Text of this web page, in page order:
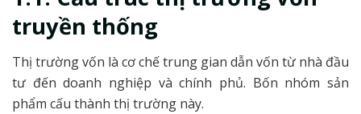
truyền thống
Thị trường vốn là cơ chế trung gian dẫn vốn từ nhà đầu
tư đến doanh nghiệp và chính phủ. Bốn nhóm sản
phẩm cấu thành thị trường này.